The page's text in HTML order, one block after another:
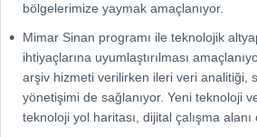
bölgelerimize yaymak amaçlanıyor.
Mimar Sinan programı ile teknolojik
ihtiyaçlarına uyumlaştırılması
arşiv hizmeti verilirken ileri veri analitiği,
yönetişimi de sağlanıyor. Yeni teknoloji
teknoloji yol haritası, dijital çalışma